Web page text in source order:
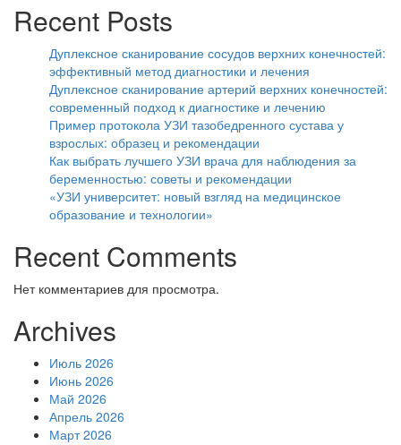
Recent Posts
Дуплексное сканирование сосудов верхних конечностей:
эффективный метод диагностики и лечения
Дуплексное сканирование артерий верхних конечностей:
современный подход к диагностике и лечению
Пример протокола УЗИ тазобедренного сустава у
взрослых: образец и рекомендации
Как выбрать лучшего УЗИ врача для наблюдения за
беременностью: советы и рекомендации
«УЗИ университет: новый взгляд на медицинское
образование и технологии»
Recent Comments
Нет комментариев для просмотра.
Archives
Июль 2026
Июнь 2026
Май 2026
Апрель 2026
Март 2026